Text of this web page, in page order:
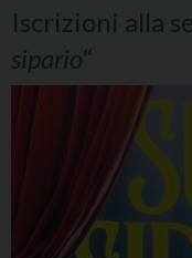
Iscrizioni alla
sipario“